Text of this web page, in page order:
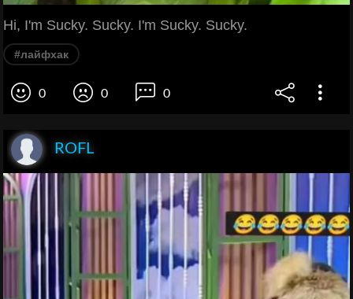
Hi, I'm Sucky. Sucky. I'm Sucky. Sucky.
#лайфхак
0 0 0
ROFL